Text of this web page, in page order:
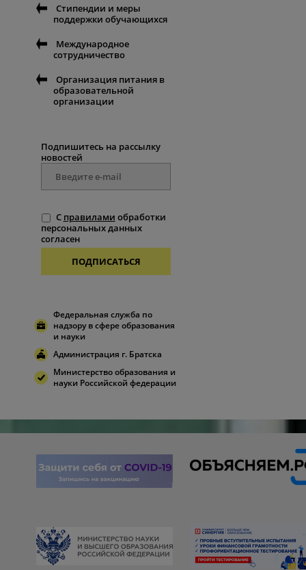
Стипендии и меры
поддержки обучающихся
Международное
сотрудничество
Организация питания в
образовательной
организации
Подпишитесь на рассылку
новостей
С правилами обработки
персональных данных
согласен
ПОДПИСАТЬСЯ
Федеральная служба по
надзору в сфере образования
и науки
Администрация г. Братска
Министерство образования и
науки Российской федерации